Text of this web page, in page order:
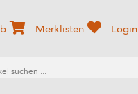
Merklisten Login